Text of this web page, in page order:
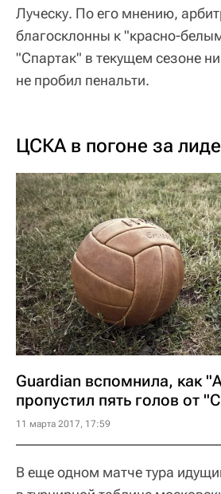
Луческу. По его мнению,
благосклонны к "красно-
"Спартак" в текущем сезоне
не пробил пенальти.
ЦСКА в погоне за
Guardian вспомнила, как
пропустил пять голов от
11 марта 2017, 17:59
В еще одном матче тура